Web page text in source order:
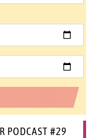
PODCAST #29